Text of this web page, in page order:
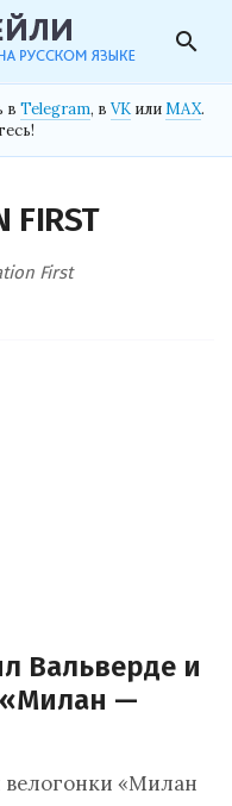
search
в Telegram, в VK илиMAX.
FIRST
First
Вальверде и
«Милан —
велогонки «Милан